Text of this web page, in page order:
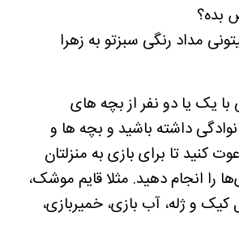
بده؟
مداد رنگی سبزتو به زهرا
یک یا دو نفر از بچه های
داشته باشید و بچه ها و
کنید تا برای بازی به منزلتان
را انجام دهید. مثلا قایم موشک،
و ژله، آب بازی، خمیربازی،